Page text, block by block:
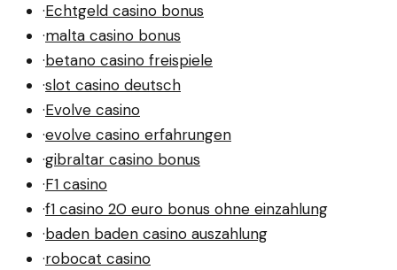
·Echtgeld casino bonus
·malta casino bonus
·betano casino freispiele
·slot casino deutsch
·Evolve casino
·evolve casino erfahrungen
·gibraltar casino bonus
·F1 casino
·f1 casino 20 euro bonus ohne einzahlung
·baden baden casino auszahlung
·robocat casino